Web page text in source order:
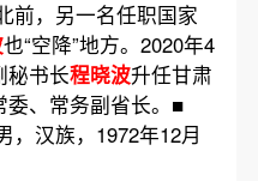
前，另一名任职国家
也“空降”地方。2020年4
秘书长程晓波升任甘肃
、常务副省长。■
，汉族，1972年12月